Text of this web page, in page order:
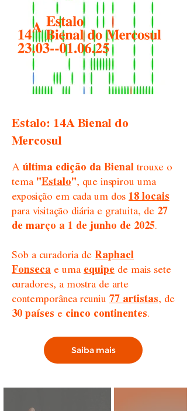
Estalo: 14A Bienal do
Mercosul
A última edição da Bienal trouxe o
tema "Estalo", que inspirou uma
exposição em cada um dos 18 locais
para visitação diária e gratuita, de 27
de março a 1 de junho de 2025.
Sob a curadoria de Raphael
Fonseca e uma equipe de mais sete
curadores, a mostra de arte
contemporânea reuniu 77 artistas, de
30 países e cinco continentes.
Saiba mais